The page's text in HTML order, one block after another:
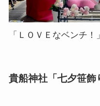
「ＬＯＶＥなベンチ
貴船神社「七夕笹飾